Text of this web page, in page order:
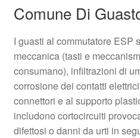
Comune Di
I guasti al commutatore ESP
meccanica (tasti e
consumano), infiltrazioni di
corrosione dei contatti
connettori e al supporto
includono cortocircuiti
difettosi o danni da urti in